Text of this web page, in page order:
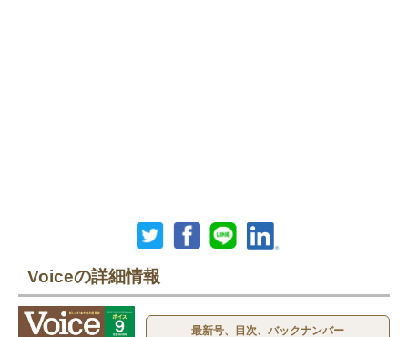
Voiceの詳細情報
最新号、目次、バックナンバー